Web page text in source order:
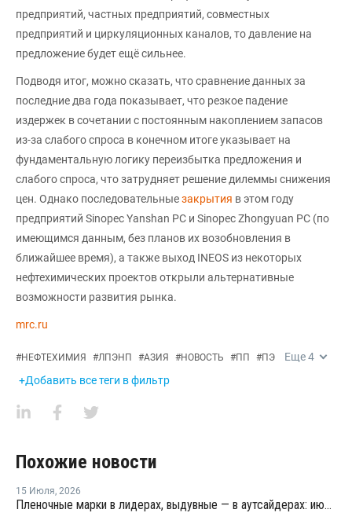
предприятий, частных предприятий, совместных
предприятий и циркуляционных каналов, то давление на
предложение будет ещё сильнее.
Подводя итог, можно сказать, что сравнение данных за
последние два года показывает, что резкое падение
издержек в сочетании с постоянным накоплением запасов
из-за слабого спроса в конечном итоге указывает на
фундаментальную логику переизбытка предложения и
слабого спроса, что затрудняет решение дилеммы снижения
цен. Однако последовательныезакрытия в этом году
предприятий Sinopec Yanshan PC и Sinopec Zhongyuan PC (по
имеющимся данным, без планов их возобновления в
ближайшее время), а также выход INEOS из некоторых
нефтехимических проектов открыли альтернативные
возможности развития рынка.
mrc.ru
#НЕФТЕХИМИЯ #ЛПЭНП #АЗИЯ #НОВОСТЬ #ПП #ПЭ Еще4
+Добавить все теги в фильтр
Похожие новости
15 Июля, 2026
Пленочные марки в лидерах, выдувные — в аутсайдерах: июльские цены на полиэтилен на ключевых рынках Азии